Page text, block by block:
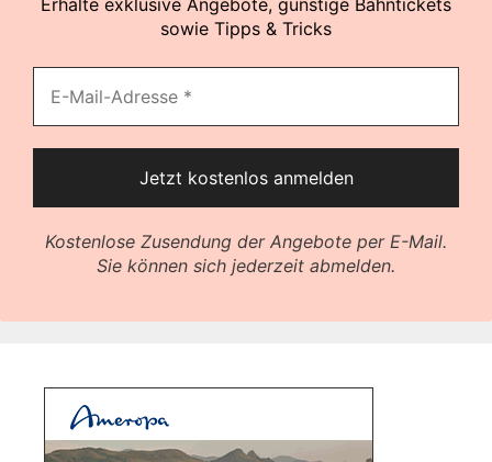
sowie Tipps & Tricks
Kostenlose Zusendung der Angebote per E-Mail.
Sie können sich jederzeit abmelden.